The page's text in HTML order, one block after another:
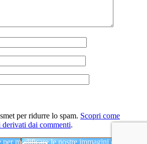
per ridurre lo spam. Scopri come
dai commenti.
per modificare le nostre immagini online